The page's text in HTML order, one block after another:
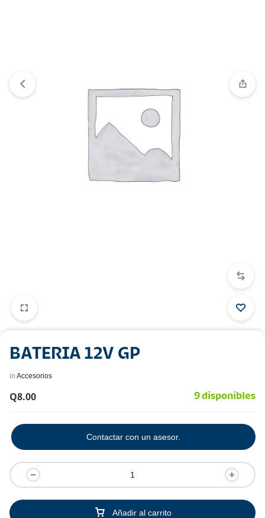
BATERIA 12V GP
in Accesorios
Q8.00 9 disponibles
Añadir al carrito
Contactar con un asesor.